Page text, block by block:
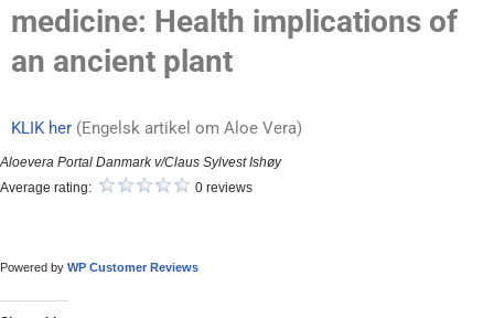
medicine: Health implications of
an ancient plant
KLIK her (Engelsk artikel om Aloe Vera)
Aloevera Portal Danmark v/Claus Sylvest Ishøy
Average rating:
0 reviews
Powered by WP Customer Reviews